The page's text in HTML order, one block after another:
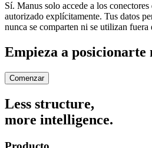
Sí. Manus solo accede a los conectores
autorizado explícitamente. Tus datos
nunca se comparten ni se utilizan fuera
Empieza a posicionarte
Comenzar
Less structure,
more intelligence.